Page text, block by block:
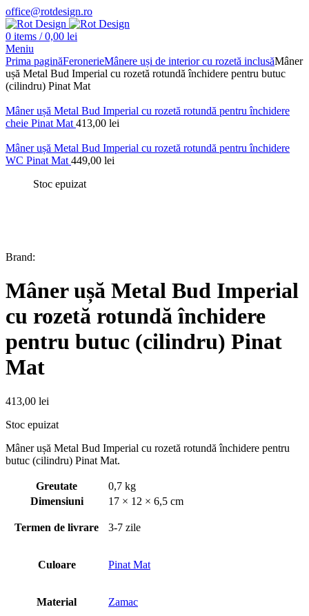
office@rotdesign.ro
0 items / 0,00 lei
Meniu
Prima paginăFeronerieMânere uși de interior cu rozetă inclusăMâner
ușă Metal Bud Imperial cu rozetă rotundă închidere pentru butuc
(cilindru) Pinat Mat
Mâner ușă Metal Bud Imperial cu rozetă rotundă pentru închidere
cheie Pinat Mat 413,00 lei
Mâner ușă Metal Bud Imperial cu rozetă rotundă pentru închidere
WC Pinat Mat 449,00 lei
Stoc epuizat
Brand:
Mâner ușă Metal Bud Imperial
cu rozetă rotundă închidere
pentru butuc (cilindru) Pinat
Mat
413,00 lei
Stoc epuizat
Mâner ușă Metal Bud Imperial cu rozetă rotundă închidere pentru
butuc (cilindru) Pinat Mat.
Greutate
0,7 kg
Dimensiuni
17 × 12 × 6,5 cm
Termen de livrare 3-7 zile
Culoare Pinat Mat
Material Zamac